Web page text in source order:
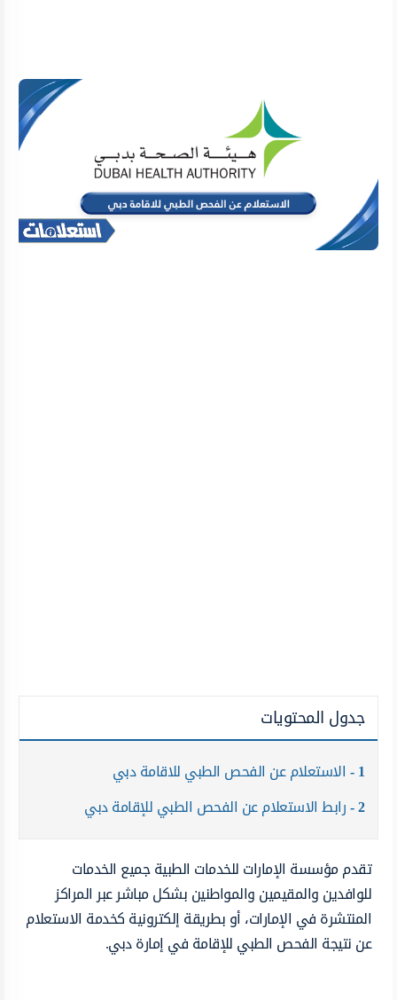
جدول المحتويات
1 الاستعلام عن الفحص الطبي للاقامة دبي
2 رابط الاستعلام عن الفحص الطبي للإقامة دبي
تقدم مؤسسة الإمارات للخدمات الطبية جميع الخدمات
للوافدين والمقيمين والمواطنين بشكل مباشر عبر المراكز
المنتشرة في الإمارات، أو بطريقة إلكترونية كخدمة الاستعلام
عن نتيجة الفحص الطبي للإقامة في إمارة دبي.